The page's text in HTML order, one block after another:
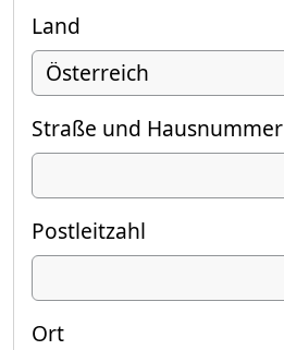
Land
Straße und Hausnummer
Postleitzahl
Ort